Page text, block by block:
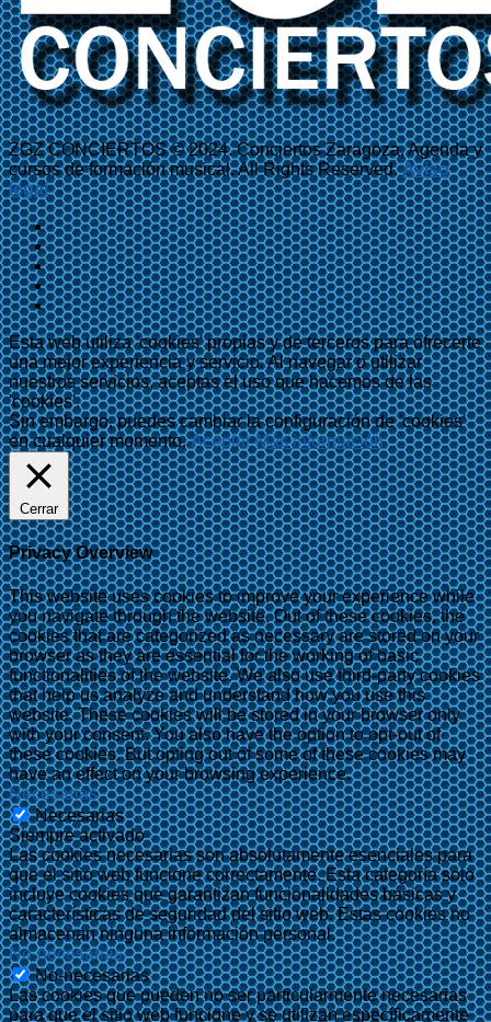
ZGZ CONCIERTOS © 2024. Conciertos Zaragoza, Agenda y
cursos de formación musical. All Rights Reserved.Aviso
legal
Esta web utiliza 'cookies' propias y de terceros para ofrecerte
una mejor experiencia y servicio. Al navegar o utilizar
nuestros servicios, aceptas el uso que hacemos de las
'cookies'.
Sin embargo, puedes cambiar la configuración de 'cookies'
en cualquier momento.Aceptar Más información
Cerrar
Privacy Overview
This website uses cookies to improve your experience while
you navigate through the website. Out of these cookies, the
cookies that are categorized as necessary are stored on your
browser as they are essential for the working of basic
functionalities of the website. We also use third-party cookies
that help us analyze and understand how you use this
website. These cookies will be stored in your browser only
with your consent. You also have the option to opt-out of
these cookies. But opting out of some of these cookies may
have an effect on your browsing experience.
Necesarias
Necesarias
Siempre activado
Las cookies necesarias son absolutamente esenciales para
que el sitio web funcione correctamente. Esta categoría solo
incluye cookies que garantizan funcionalidades básicas y
características de seguridad del sitio web. Estas cookies no
almacenan ninguna información personal.
No-necesarias
No-necesarias
Las cookies que pueden no ser particularmente necesarias
para que el sitio web funcione y se utilizan específicamente